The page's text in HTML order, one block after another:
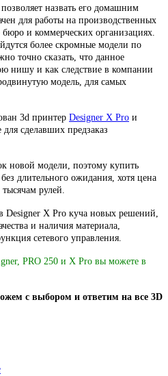
назвать его домашним
для работы на производственных
бюро и коммерческих организациях.
более скромные модели по
точно сказать, что данное
нишу и как следствие в компании
модель, для самых
3d принтер Designer X Pro и
сделавших предзаказ
новой модели, поэтому купить
длительного ожидания, хотя цена
рулей.
Designer X Pro куча новых решений,
и наличия материала,
сетевого управления.
PRO 250 и X Pro вы можете в
с выбором и ответим на все 3D